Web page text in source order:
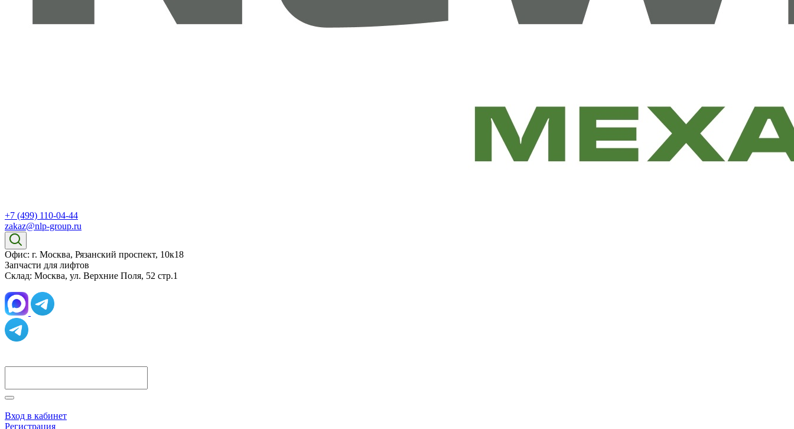
+7 (499) 110-04-44
zakaz@nlp-group.ru
Офис: г. Москва, Рязанский проспект, 10к18
Запчасти для лифтов
Склад: Москва, ул. Верхние Поля, 52 стр.1
Вход в кабинет
Регистрация